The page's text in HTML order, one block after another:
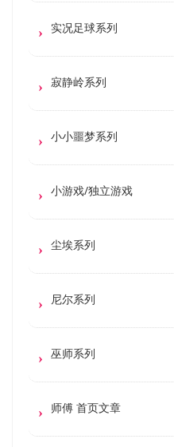
实况足球系列
寂静岭系列
小小噩梦系列
小游戏/独立游戏
尘埃系列
尼尔系列
巫师系列
师傅 首页文章